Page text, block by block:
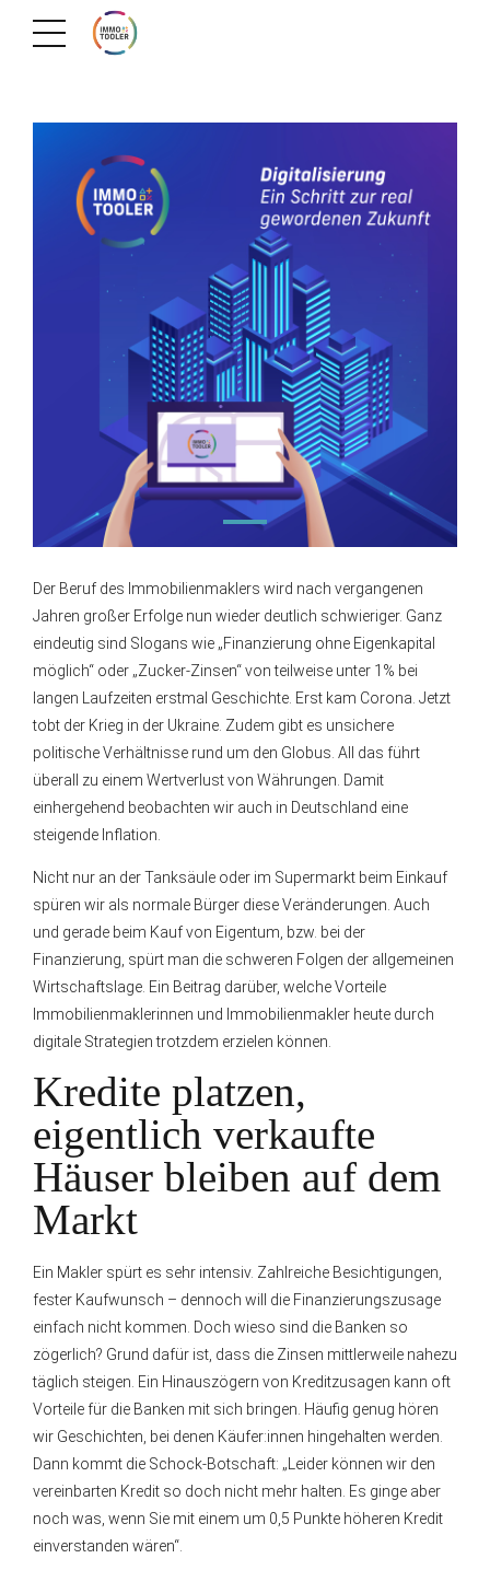
Der Beruf des Immobilienmaklers wird nach vergangenen
Jahren großer Erfolge nun wieder deutlich schwieriger. Ganz
eindeutig sind Slogans wie „Finanzierung ohne Eigenkapital
möglich“ oder „Zucker-Zinsen“ von teilweise unter 1% bei
langen Laufzeiten erstmal Geschichte. Erst kam Corona. Jetzt
tobt der Krieg in der Ukraine. Zudem gibt es unsichere
politische Verhältnisse rund um den Globus. All das führt
überall zu einem Wertverlust von Währungen. Damit
einhergehend beobachten wir auch in Deutschland eine
steigende Inflation.
Nicht nur an der Tanksäule oder im Supermarkt beim Einkauf
spüren wir als normale Bürger diese Veränderungen. Auch
und gerade beim Kauf von Eigentum, bzw. bei der
Finanzierung, spürt man die schweren Folgen der allgemeinen
Wirtschaftslage. Ein Beitrag darüber, welche Vorteile
Immobilienmaklerinnen und Immobilienmakler heute durch
digitale Strategien trotzdem erzielen können.
Kredite platzen,
eigentlich verkaufte
Häuser bleiben auf dem
Markt
Ein Makler spürt es sehr intensiv. Zahlreiche Besichtigungen,
fester Kaufwunsch – dennoch will die Finanzierungszusage
einfach nicht kommen. Doch wieso sind die Banken so
zögerlich? Grund dafür ist, dass die Zinsen mittlerweile nahezu
täglich steigen. Ein Hinauszögern von Kreditzusagen kann oft
Vorteile für die Banken mit sich bringen. Häufig genug hören
wir Geschichten, bei denen Käufer:innen hingehalten werden.
Dann kommt die Schock-Botschaft: „Leider können wir den
vereinbarten Kredit so doch nicht mehr halten. Es ginge aber
noch was, wenn Sie mit einem um 0,5 Punkte höheren Kredit
einverstanden wären“.